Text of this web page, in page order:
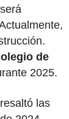
de
2025.
las